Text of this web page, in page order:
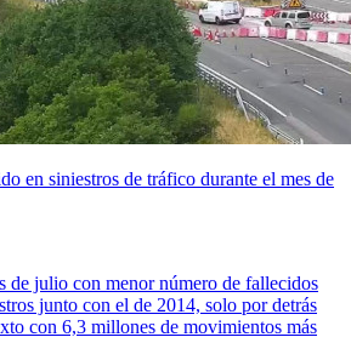
en siniestros de tráfico durante el mes de
de julio con menor número de fallecidos
junto con el de 2014, solo por detrás
con 6,3 millones de movimientos más